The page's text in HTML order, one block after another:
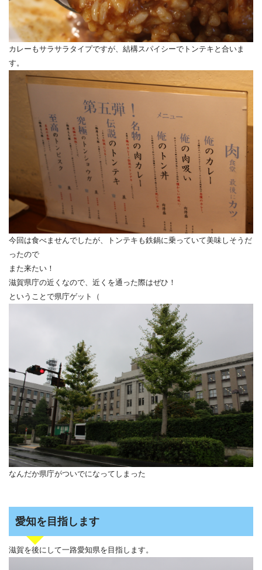
カレーもサラサラタイプですが、結構スパイシーでトンテキと合いま
す。
今回は食べませんでしたが、トンテキも鉄鍋に乗っていて美味しそうだ
ったので
また来たい！
滋賀県庁の近くなので、近くを通った際はぜひ！
ということで県庁ゲット（
なんだか県庁がついでになってしまった
愛知を目指します
滋賀を後にして一路愛知県を目指します。